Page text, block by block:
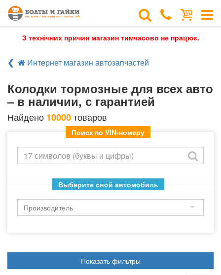
З технічних причин магазин тимчасово не працює.
Интернет магазин автозапчастей
Колодки тормозные для всех авто
– в наличии, с гарантией
Найдено 10000товаров
Поиск по VIN-номеру
Выберите свой автомобиль
Показать фильтры